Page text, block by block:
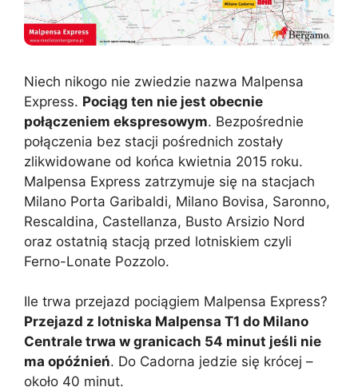
Niech nikogo nie zwiedzie nazwa Malpensa
Express. Pociąg ten nie jest obecnie
połączeniem ekspresowym. Bezpośrednie
połączenia bez stacji pośrednich zostały
zlikwidowane od końca kwietnia 2015 roku.
Malpensa Express zatrzymuje się na stacjach
Milano Porta Garibaldi, Milano Bovisa, Saronno,
Rescaldina, Castellanza, Busto Arsizio Nord
oraz ostatnią stacją przed lotniskiem czyli
Ferno-Lonate Pozzolo.
Ile trwa przejazd pociągiem Malpensa Express?
Przejazd z lotniska Malpensa T1 do Milano
Centrale trwa w granicach 54 minut jeśli nie
ma opóźnień. Do Cadorna jedzie się krócej –
około 40 minut.